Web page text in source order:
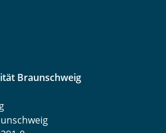
Braunschweig